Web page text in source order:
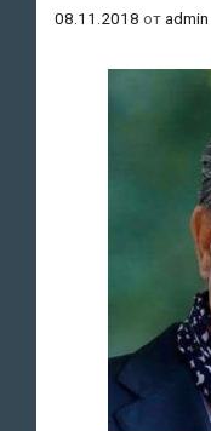
08.11.2018 отadmin